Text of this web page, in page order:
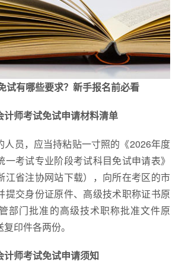
试有哪些要求？新手报名前必看
计师考试免试申请材料清单
人员，应当持粘贴一寸照的《2026年度
一考试专业阶段考试科目免试申请表》
江省注协网站下载），向所在考区的市
提交身份证原件、高级技术职称证书原
部门批准的高级技术职称批准文件原
印件各两份。
计师考试免试申请须知